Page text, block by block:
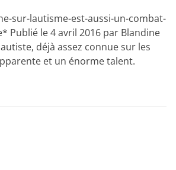
sur-lautisme-est-aussi-un-combat-
Publié le 4 avril 2016 par Blandine
déjà assez connue sur les
et un énorme talent.